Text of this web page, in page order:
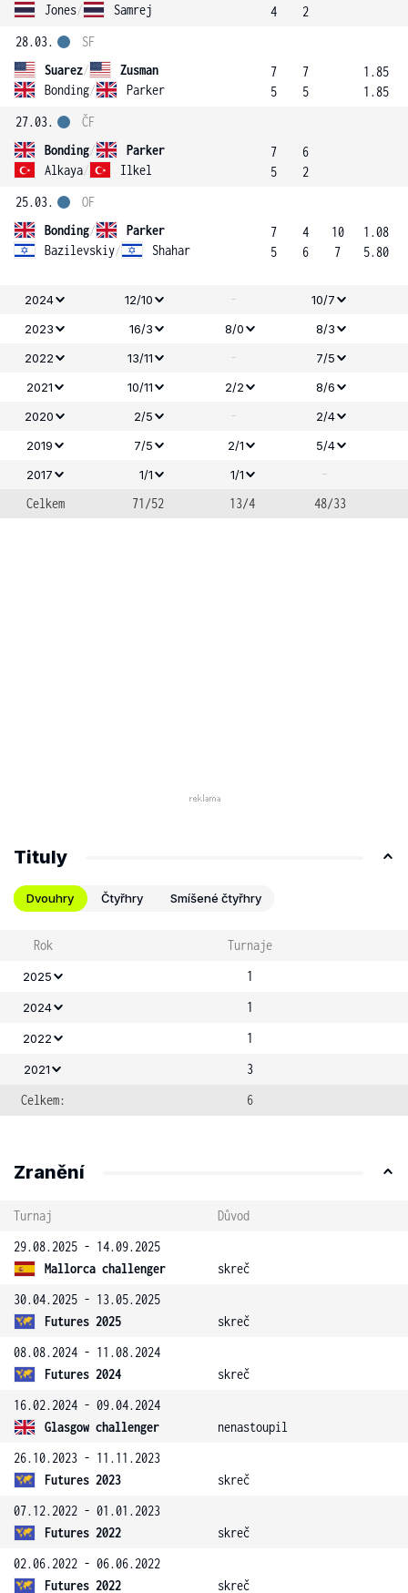
Jones/ Samrej
4
2
28.03.
Suarez/
Zusman
Bonding/ Parker
SF
7
5
7
5
1.85
1.85
27.03.
Bonding/
Parker
Alkaya/ Ilkel
ČF
7
5
6
2
25.03.
Bonding/
Parker
Bazilevskiy/ Shahar
OF
7
5
4
6
10
7
1.08
5.80
2024 12/10 - 10/7
2023
16/3 8/0
8/3
2022
13/11 - 7/5
2021
10/11 2/2
8/6
2020
2/5 -
2/4
2019
7/5 2/1
5/4
2017
1/1 1/1
-
Celkem
71/52 13/4 48/33
Tituly
Dvouhry Čtyřhry Smíšené čtyřhry
Rok Turnaje
2025 1
2024 1
2022 1
2021
3
Celkem:
6
Zranění
Turnaj
Důvod
29.08.2025 - 14.09.2025
Mallorca challenger
skreč
30.04.2025 - 13.05.2025
Futures 2025
skreč
08.08.2024 - 11.08.2024
Futures 2024
skreč
16.02.2024 - 09.04.2024
Glasgow challenger
nenastoupil
26.10.2023 - 11.11.2023
Futures 2023
skreč
07.12.2022 - 01.01.2023
Futures 2022
skreč
02.06.2022 - 06.06.2022
Futures 2022
skreč